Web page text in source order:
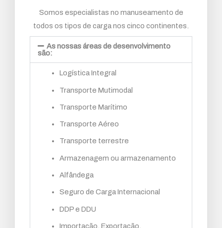
Somos especialistas no manuseamento de
todos os tipos de carga nos cinco continentes.
As nossas áreas de desenvolvimento
são:
Logística Integral
Transporte Mutimodal
Transporte Marítimo
Transporte Aéreo
Transporte terrestre
Armazenagem ou armazenamento
Alfândega
Seguro de Carga Internacional
DDP e DDU
Importação, Exportação,